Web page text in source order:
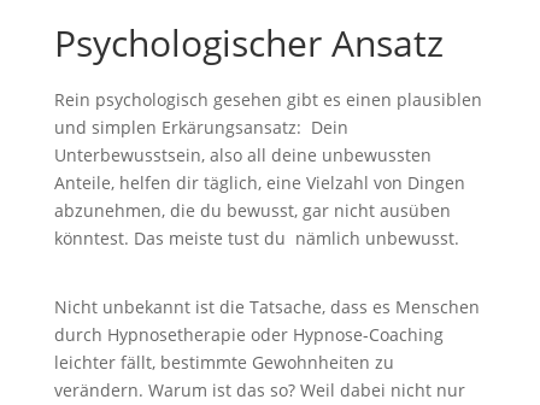
Psychologischer Ansatz
Rein psychologisch gesehen gibt es einen plausiblen
und simplen Erkärungsansatz: Dein
Unterbewusstsein, also all deine unbewussten
Anteile, helfen dir täglich, eine Vielzahl von Dingen
abzunehmen, die du bewusst, gar nicht ausüben
könntest. Das meiste tust du nämlich unbewusst.
Nicht unbekannt ist die Tatsache, dass es Menschen
durch Hypnosetherapie oder Hypnose-Coaching
leichter fällt, bestimmte Gewohnheiten zu
verändern. Warum ist das so? Weil dabei nicht nur